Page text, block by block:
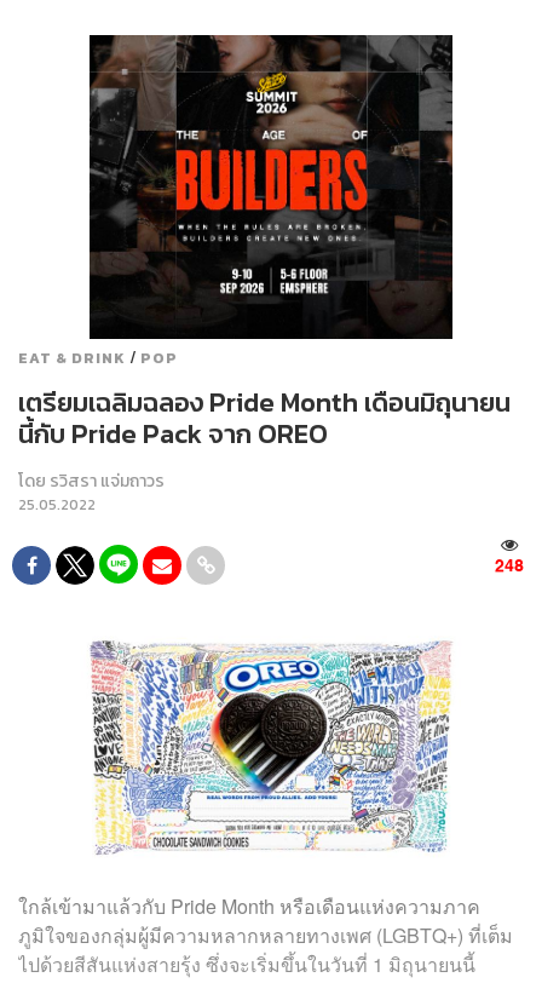
EAT & DRINK / POP
เตรียมเฉลิมฉลอง Pride Month เดือนมิถุนายน
นี้กับ Pride Pack จาก OREO
โดย รวิสรา แจ่มถาวร
25.05.2022
248
ใกล้เข้ามาแล้วกับ Pride Month หรือเดือนแห่งความภาค
ภูมิใจของกลุ่มผู้มีความหลากหลายทางเพศ (LGBTQ+) ที่เต็ม
ไปด้วยสีสันแห่งสายรุ้ง ซึ่งจะเริ่มขึ้นในวันที่ 1 มิถุนายนนี้